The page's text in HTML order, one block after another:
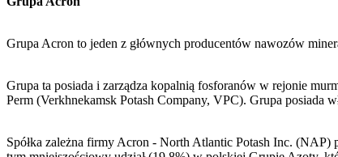
Grupa Acron to jeden z głównych producentów nawozów
Grupa ta posiada i zarządza kopalnią fosforanów w rejonie
Perm (Verkhnekamsk Potash Company, VPC). Grupa posiada
Spółka zależna firmy Acron - North Atlantic Potash Inc. (NAP)